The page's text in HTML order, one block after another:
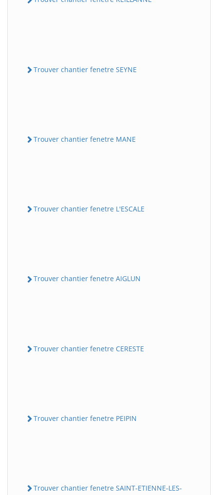
Trouver chantier fenetre SEYNE
Trouver chantier fenetre MANE
Trouver chantier fenetre L'ESCALE
Trouver chantier fenetre AIGLUN
Trouver chantier fenetre CERESTE
Trouver chantier fenetre PEIPIN
Trouver chantier fenetre SAINT-ETIENNE-LES-